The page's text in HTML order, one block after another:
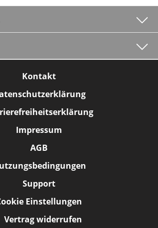
Kontakt
Impressum
AGB
Support
Einstellungen
Vertrag widerrufen